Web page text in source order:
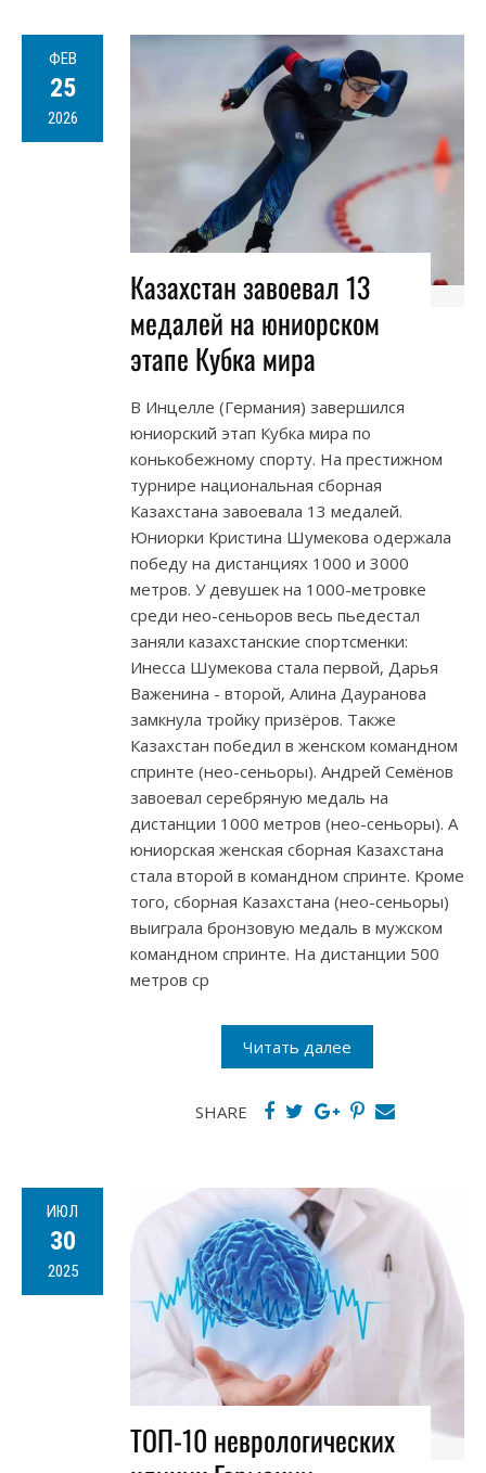
ФЕВ
25
2026
Казахстан завоевал 13
медалей на юниорском
этапе Кубка мира
В Инцелле (Германия) завершился
юниорский этап Кубка мира по
конькобежному спорту. На престижном
турнире национальная сборная
Казахстана завоевала 13 медалей.
Юниорки Кристина Шумекова одержала
победу на дистанциях 1000 и 3000
метров. У девушек на 1000-метровке
среди нео-сеньоров весь пьедестал
заняли казахстанские спортсменки:
Инесса Шумекова стала первой, Дарья
Важенина - второй, Алина Дауранова
замкнула тройку призёров. Также
Казахстан победил в женском командном
спринте (нео-сеньоры). Андрей Семёнов
завоевал серебряную медаль на
дистанции 1000 метров (нео-сеньоры). А
юниорская женская сборная Казахстана
стала второй в командном спринте. Кроме
того, сборная Казахстана (нео-сеньоры)
выиграла бронзовую медаль в мужском
командном спринте. На дистанции 500
метров ср
Читать далее
SHARE
ИЮЛ
30
2025
ТОП-10 неврологических